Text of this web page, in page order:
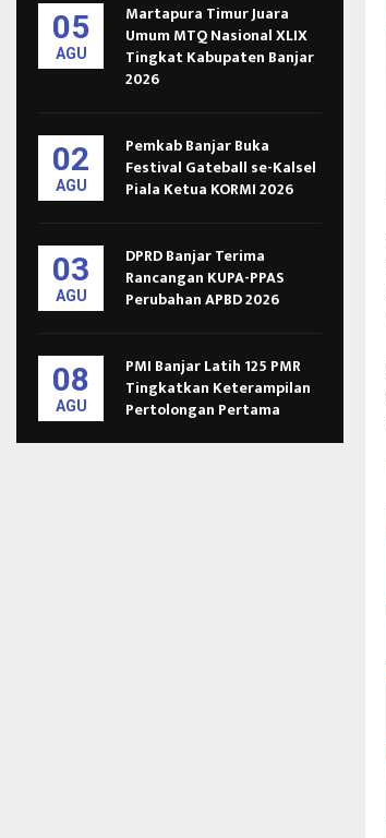
05
AGU
Martapura Timur Juara
Umum MTQ Nasional XLIX
Tingkat Kabupaten Banjar
2026
02
AGU
Pemkab Banjar Buka
Festival Gateball se-Kalsel
Piala Ketua KORMI 2026
03
AGU
DPRD Banjar Terima
Rancangan KUPA-PPAS
Perubahan APBD 2026
08
AGU
PMI Banjar Latih 125 PMR
Tingkatkan Keterampilan
Pertolongan Pertama